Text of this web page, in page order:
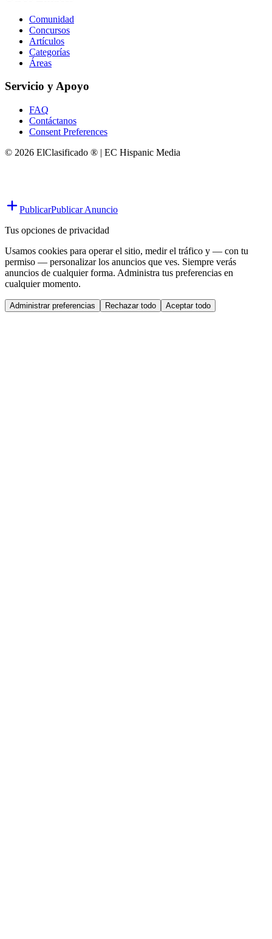
Comunidad
Concursos
Artículos
Categorías
Áreas
Servicio y Apoyo
FAQ
Contáctanos
Consent Preferences
© 2026 ElClasificado ® | EC Hispanic Media
PublicarPublicar Anuncio
Tus opciones de privacidad
Usamos cookies para operar el sitio, medir el tráfico y — con tu
permiso — personalizar los anuncios que ves. Siempre verás
anuncios de cualquier forma. Administra tus preferencias en
cualquier momento.
Administrar preferencias Rechazar todo Aceptar todo